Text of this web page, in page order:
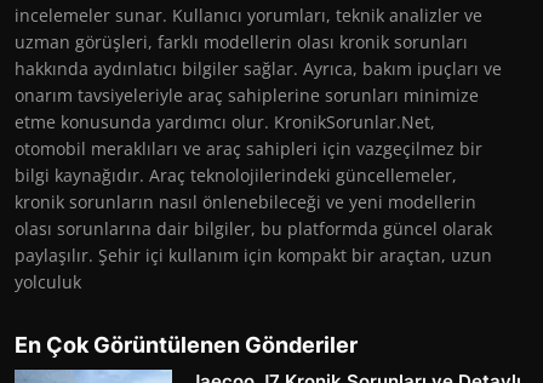
incelemeler sunar. Kullanıcı yorumları, teknik analizler ve
uzman görüşleri, farklı modellerin olası kronik sorunları
hakkında aydınlatıcı bilgiler sağlar. Ayrıca, bakım ipuçları ve
onarım tavsiyeleriyle araç sahiplerine sorunları minimize
etme konusunda yardımcı olur. KronikSorunlar.Net,
otomobil meraklıları ve araç sahipleri için vazgeçilmez bir
bilgi kaynağıdır. Araç teknolojilerindeki güncellemeler,
kronik sorunların nasıl önlenebileceği ve yeni modellerin
olası sorunlarına dair bilgiler, bu platformda güncel olarak
paylaşılır. Şehir içi kullanım için kompakt bir araçtan, uzun
yolculuk
En Çok Görüntülenen Gönderiler